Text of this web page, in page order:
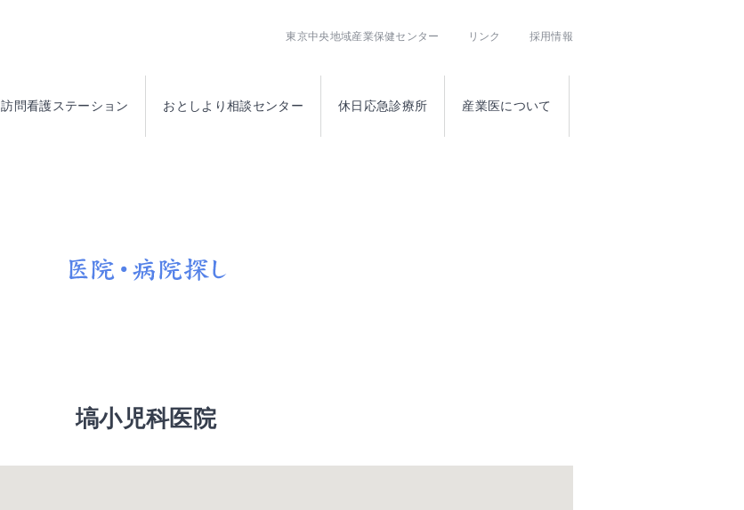
訪問看護ステーション おとしより相談センター 休日応急診療所 産業医について
東京中央地域産業保健センター リンク 採用情報
塙小児科医院